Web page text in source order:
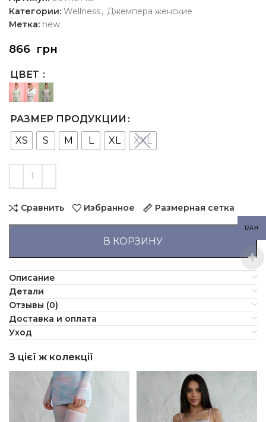
Категории: Wellness, Джемпера женские
Метка: new
866 грн
ЦВЕТ
РАЗМЕР ПРОДУКЦИИ
XS
S M L XL XXL
Сравнить Избранное Размерная сетка
В КОРЗИНУ
Описание
Детали
Отзывы (0)
Доставка и оплата
Уход
З цієї ж колекції
UAH